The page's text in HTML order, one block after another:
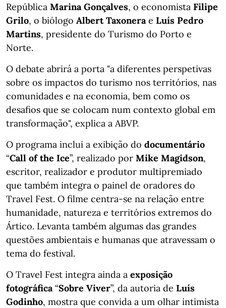
República Marina Gonçalves, o economista Filipe
Grilo, o biólogo Albert Taxonera e Luís Pedro
Martins, presidente do Turismo do Porto e
Norte.
O debate abrirá a porta "a diferentes perspetivas
sobre os impactos do turismo nos territórios, nas
comunidades e na economia, bem como os
desafios que se colocam num contexto global em
transformação", explica a ABVP.
O programa inclui a exibição do documentário
“Call of the Ice”, realizado por Mike Magidson,
escritor, realizador e produtor multipremiado
que também integra o painel de oradores do
Travel Fest. O filme centra-se na relação entre
humanidade, natureza e territórios extremos do
Ártico. Levanta também algumas das grandes
questões ambientais e humanas que atravessam o
tema do festival.
O Travel Fest integra ainda a exposição
fotográfica “Sobre Viver”, da autoria de Luís
Godinho, mostra que convida a um olhar intimista